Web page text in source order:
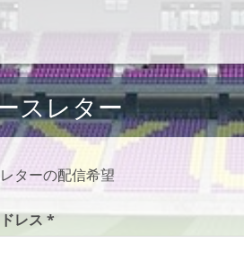
スレター
ターの配信希望
レス *